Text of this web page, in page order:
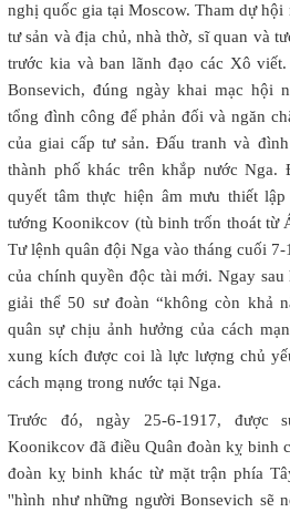
nghị quốc gia tại Moscow. Tham dự
tư sản và địa chủ, nhà thờ, sĩ quan và
trước kia và ban lãnh đạo các Xô
Bonsevich, đúng ngày khai mạc hội
tổng đình công để phản đối và ngăn
của giai cấp tư sản. Đấu tranh và
thành phố khác trên khắp nước
quyết tâm thực hiện âm mưu thiết
tướng Koonikcov (tù binh trốn thoát từ
Tư lệnh quân đội Nga vào tháng cuối
của chính quyền độc tài mới. Ngay
giải thể 50 sư đoàn “không còn khả
quân sự chịu ảnh hưởng của cách
xung kích được coi là lực lượng chủ
cách mạng trong nước tại Nga.
Trước đó, ngày 25-6-1917, được
Koonikcov đã điều Quân đoàn kỵ binh
đoàn kỵ binh khác từ mặt trận phía
''hình như những người Bonsevich sẽ